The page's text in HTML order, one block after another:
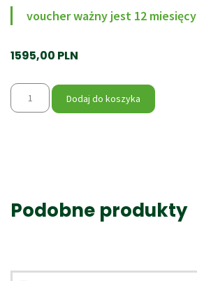
voucher ważny jest 12 miesięcy
1595,00 PLN
ilość Szkolenie Off Road
Dodaj do koszyka
Podobne produkty